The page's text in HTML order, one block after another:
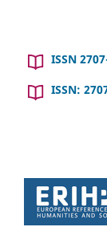
ISSN
ISSN: